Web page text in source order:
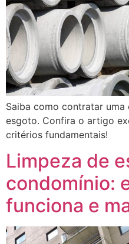
Saiba como contratar uma
esgoto. Confira o artigo
critérios fundamentais!
Limpeza de
condomínio:
funciona e